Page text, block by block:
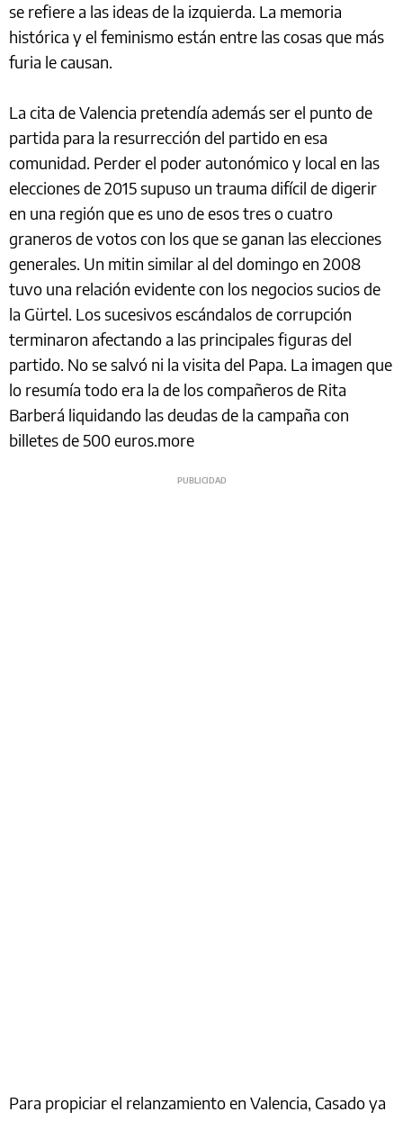
se refiere a las ideas de la izquierda. La memoria
histórica y el feminismo están entre las cosas que más
furia le causan.
La cita de Valencia pretendía además ser el punto de
partida para la resurrección del partido en esa
comunidad. Perder el poder autonómico y local en las
elecciones de 2015 supuso un trauma difícil de digerir
en una región que es uno de esos tres o cuatro
graneros de votos con los que se ganan las elecciones
generales. Un mitin similar al del domingo en 2008
tuvo una relación evidente con los negocios sucios de
la Gürtel. Los sucesivos escándalos de corrupción
terminaron afectando a las principales figuras del
partido. No se salvó ni la visita del Papa. La imagen que
lo resumía todo era la de los compañeros de Rita
Barberá liquidando las deudas de la campaña con
billetes de 500 euros.more
Para propiciar el relanzamiento en Valencia, Casado ya